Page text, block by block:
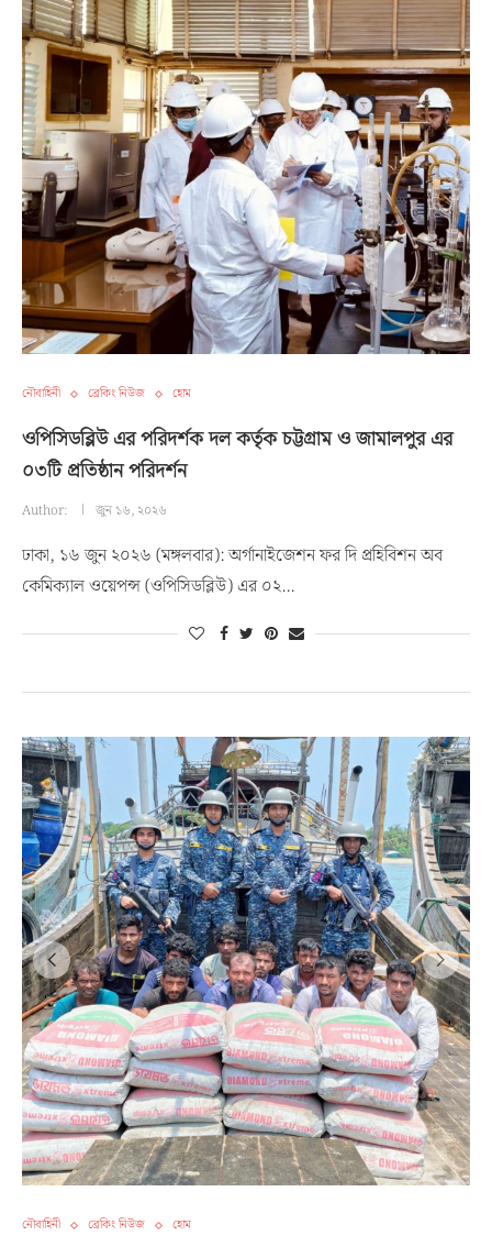
নৌবাহিনী ব্রেকিং নিউজ হোম
ওপিসিডব্লিউ এর পরিদর্শক দল কর্তৃক চট্টগ্রাম ও জামালপুর এর
০৩টি প্রতিষ্ঠান পরিদর্শন
Author: জুন ১৬, ২০২৬
ঢাকা, ১৬ জুন ২০২৬ (মঙ্গলবার): অর্গানাইজেশন ফর দি প্রহিবিশন অব
কেমিক্যাল ওয়েপন্স (ওপিসিডব্লিউ) এর ০২…
নৌবাহিনী ব্রেকিং নিউজ হোম